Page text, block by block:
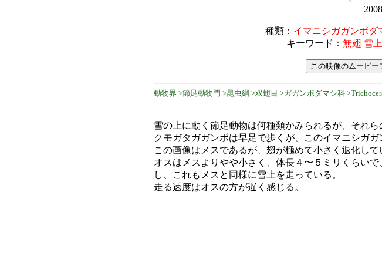
種類： イマニシガガンボダ
キーワード： 無翅 雪
動物界 >節足動物門 >昆虫綱 >双翅目 >ガガンボダマシ科
雪の上に動く節足動物は何種類かみられるが、それら
クモガタガガンボは早足で歩くが、このイマニシガ
この画像はメスであるが、翅が極めて小さく退化して
オスはメスよりやや小さく、体長４〜５ミリくらい
し、これもメスと同様に雪上を走っている。
走る速度はオスの方が遅く感じる。